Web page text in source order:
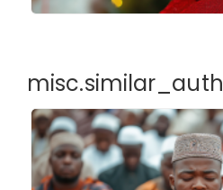
misc.similar_auth